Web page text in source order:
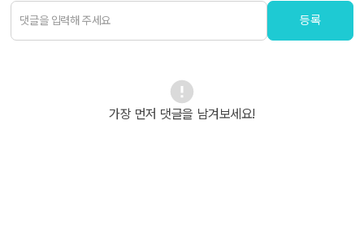
등록
가장 먼저 댓글을 남겨보세요!